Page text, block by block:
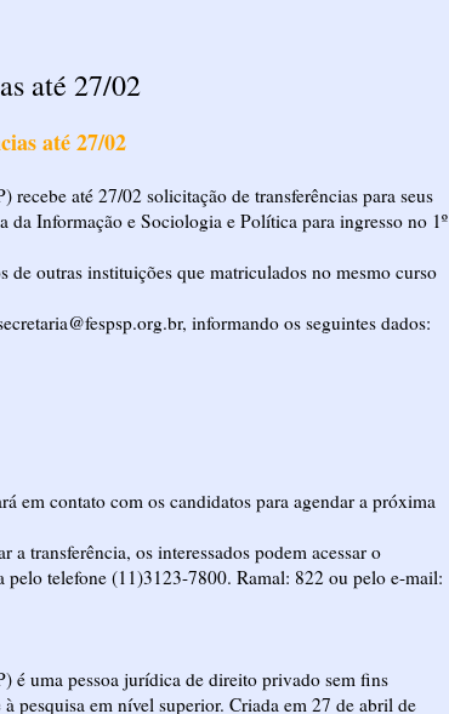
até 27/02
até 27/02
até 27/02 solicitação de transferências para seus
Informação e Sociologia e Política para ingresso no 1º
outras instituições que matriculados no mesmo curso
informando os seguintes dados:
em contato com os candidatos para agendar a próxima
a transferência, os interessados podem acessar o
telefone (11)3123-7800. Ramal: 822 ou pelo e-mail:
é uma pessoa jurídica de direito privado sem fins
pesquisa em nível superior. Criada em 27 de abril de